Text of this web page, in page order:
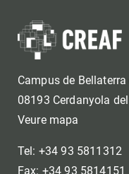
Campus de
08193 Cerdanyola
Veure mapa
Tel: +34 93 5811312
Fax: +34 93 5814151